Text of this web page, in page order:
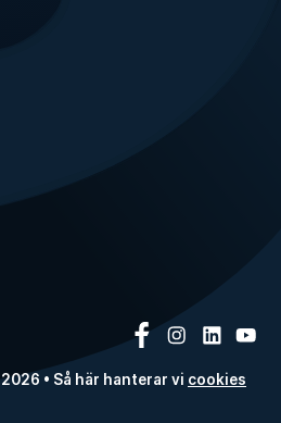
• Så här hanterar vi cookies